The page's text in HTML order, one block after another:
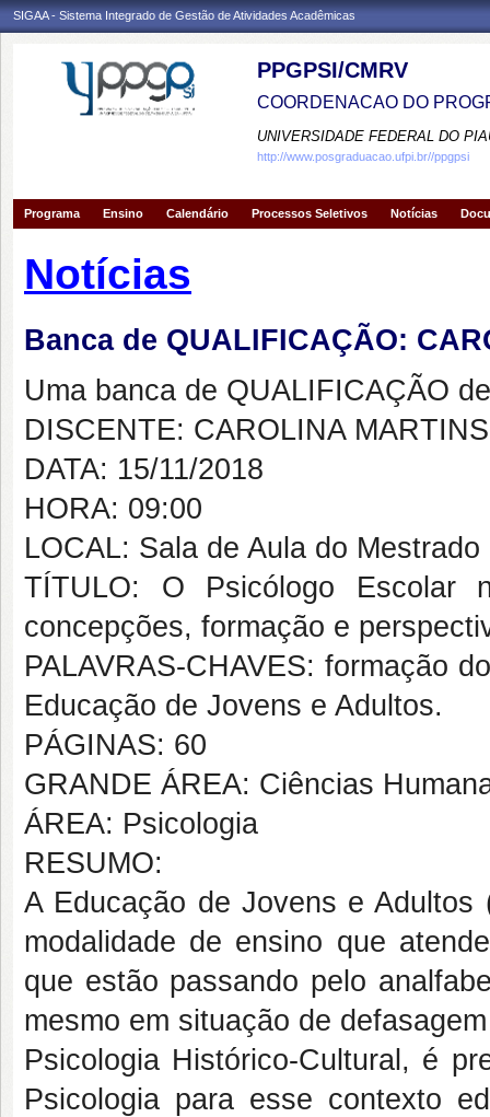
SIGAA - Sistema Integrado de Gestão de Atividades Acadêmicas
PPGPSI/CMRV
COORDENACAO DO
UNIVERSIDADE FEDERAL DO
http://www.posgraduacao.ufpi.br//ppgpsi
Programa Ensino Calendário Processos Seletivos Notícias
Notícias
Banca de QUALIFICAÇÃO:
Uma banca de QUALIFICAÇÃO
DISCENTE: CAROLINA
DATA: 15/11/2018
HORA: 09:00
LOCAL: Sala de Aula do Mestrado
TÍTULO: O Psicólogo Escolar
concepções, formação e
PALAVRAS-CHAVES: formação
Educação de Jovens e Adultos.
PÁGINAS: 60
GRANDE ÁREA: Ciências
ÁREA: Psicologia
RESUMO:
A Educação de Jovens e
modalidade de ensino que
que estão passando pelo
mesmo em situação de
Psicologia Histórico-Cultural, é
Psicologia para esse contexto